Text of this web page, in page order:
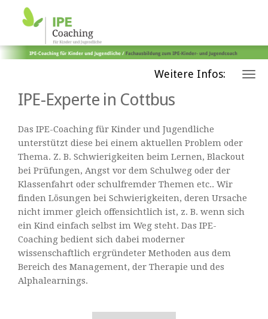
Weitere Infos:
IPE-Experte in Cottbus
Das IPE-Coaching für Kinder und Jugendliche
unterstützt diese bei einem aktuellen Problem oder
Thema. Z. B. Schwierigkeiten beim Lernen, Blackout
bei Prüfungen, Angst vor dem Schulweg oder der
Klassenfahrt oder schulfremder Themen etc.. Wir
finden Lösungen bei Schwierigkeiten, deren Ursache
nicht immer gleich offensichtlich ist, z. B. wenn sich
ein Kind einfach selbst im Weg steht. Das IPE-
Coaching bedient sich dabei moderner
wissenschaftlich ergründeter Methoden aus dem
Bereich des Management, der Therapie und des
Alphalearnings.